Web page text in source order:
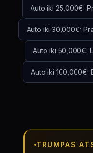
Auto iki 25,000€:
Auto iki 30,000€:
Auto iki 50,000€:
Auto iki 100,000€:
TRUMPAS